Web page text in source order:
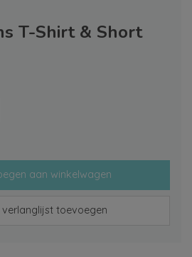
T-Shirt & Short
aan winkelwagen
verlanglijst toevoegen